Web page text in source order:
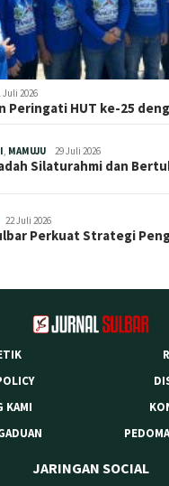
Juli 2026
Peringati HUT ke-25
MAMUJU 29 Juli 2026
Silaturahmi dan
22 Juli 2026
Perkuat Strategi
KAMI
JARINGAN SOCIAL